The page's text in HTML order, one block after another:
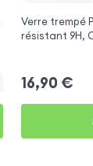
Verre trempé
résistant 9H,
16,90 €